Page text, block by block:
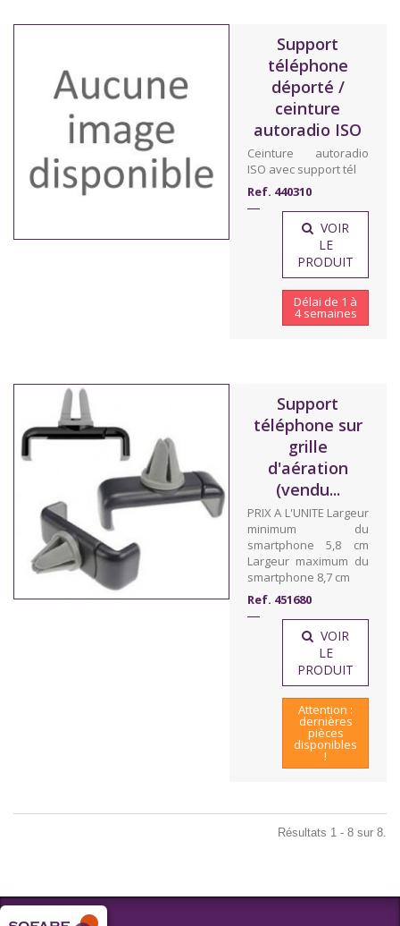
Support
téléphone
déporté /
ceinture
autoradio ISO
Ceinture autoradio
ISO avec support tél
Ref. 440310
VOIR
LE
PRODUIT
Délai de 1 à
4 semaines
Support
téléphone sur
grille
d'aération
(vendu...
PRIX A L'UNITE Largeur
minimum du
smartphone 5,8 cm
Largeur maximum du
smartphone 8,7 cm
Ref. 451680
VOIR
LE
PRODUIT
Attention :
dernières
pièces
disponibles
!
Résultats 1 - 8 sur 8.